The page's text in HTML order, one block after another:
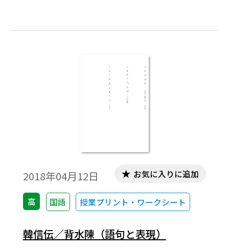
2018年04月12日
高 国語 授業プリント・ワークシート
お気に入りに追加
韓信伝／背水陳（語句と表現）